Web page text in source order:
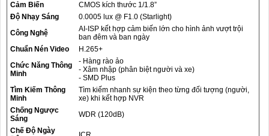
Cảm Biến
CMOS kích thước 1/1.8”
Độ Nhạy Sáng
0.0005 lux @ F1.0 (Starlight)
Công Nghệ
AI-ISP kết hợp cảm biến lớn cho hình ảnh vượt trội
ban đêm và ban ngày
Chuẩn Nén Video
H.265+
Chức Năng Thông
Minh
- Hàng rào ảo
- Xâm nhập (phân biệt người và xe)
- SMD Plus
Tìm Kiếm Thông
Minh
Tìm kiếm nhanh sự kiện theo từng đối tượng (người,
xe) khi kết hợp NVR
Chống Ngược
Sáng
WDR (120dB)
Chế Độ Ngày